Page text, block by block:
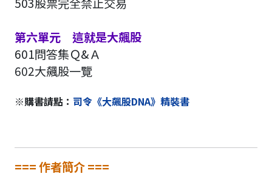
第六單元 這就是大飆股
601問答集Ｑ&Ａ
602大飆股一覽
※購書請點： 司令《大飆股DNA》精裝書
=== 作者簡介 ===